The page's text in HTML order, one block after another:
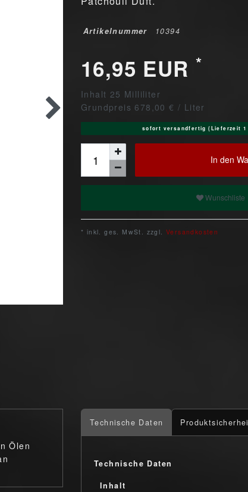
Artikelnummer 10394
16,95 EUR *
Inhalt 25 Milliliter
Grundpreis 678,00 € / Liter
sofort versandfertig (Lieferzeit
In den
Wunschliste
* inkl. ges. MwSt. zzgl. Versandkosten
Ölen
Technische Daten
Technische Daten
Inhalt